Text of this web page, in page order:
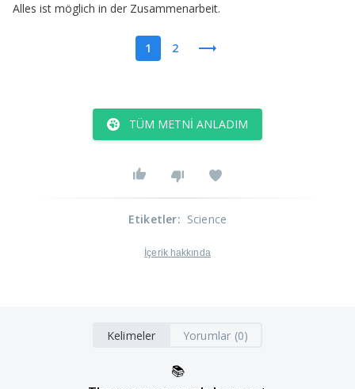
Alles ist möglich in der Zusammenarbeit.
1 2
TÜM METNI ANLADIM
Etiketler: Science
İçerik hakkında
Kelimeler Yorumlar (0)
📚